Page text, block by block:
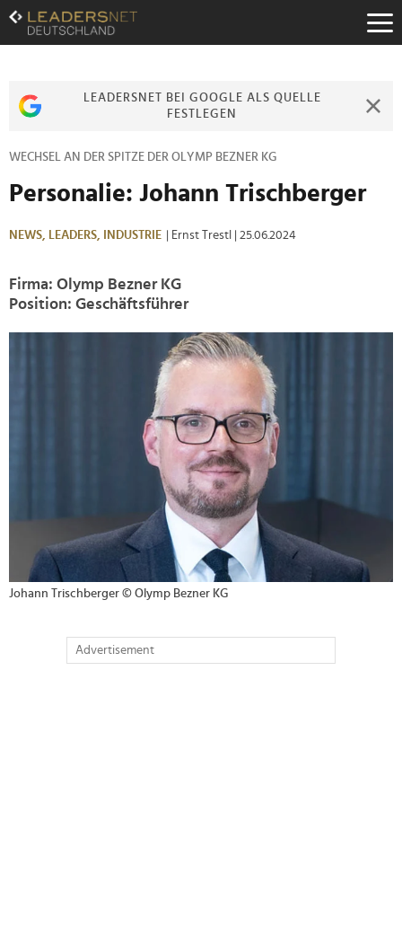
Zum
Inhalt
Zur
Zur
LEADERSNET BEI GOOGLE ALS QUELLE
FESTLEGEN
WECHSEL AN DER SPITZE DER OLYMP BEZNER KG
Personalie: Johann Trischberger
NEWS, LEADERS, INDUSTRIE | Ernst Trestl | 25.06.2024
Firma: Olymp Bezner KG
Position: Geschäftsführer
Johann Trischberger © Olymp Bezner KG
Advertisement